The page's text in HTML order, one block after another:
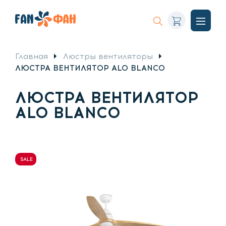
Искать
меню
Корзина
Главная
Люстры вентиляторы
ЛЮСТРА ВЕНТИЛЯТОР ALO BLANCO
ЛЮСТРА ВЕНТИЛЯТОР
ALO BLANCO
SALE